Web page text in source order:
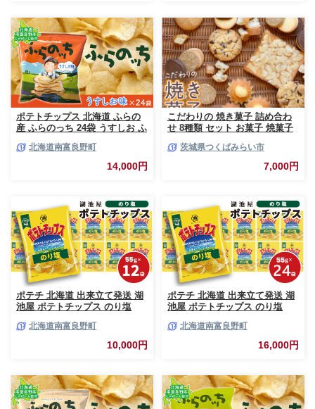
カタログギフト あとからカタロ
グ あとからカタログポイント
あとからカタログギフト ふるさ
と納税 ）
ポテトチップス 北海道 ふらの
産 ふらのっち 24袋 うすしお ふ
スナック スナック菓子 ポテト
チップ チップス ポテト 芋 菓子
お菓子 おやつ 箱 農協 ギフト
北海道南富良野町
14,000円
こだわりの 焼き菓子 詰め合わ
せ 8種類 セット お菓子 焼菓子
茨城県つくばみらい市
7,000円
ポテチ 北海道 出来立て発送 湖
池屋 ポテトチップス のり塩
じゃがいも スナック スナック
菓子 ポテトチップ チップス ポ
テト 芋 菓子 お菓子 おやつ 大
ヤ 富良野
北海道南富良野町
10,000円
ポテチ 北海道 出来立て発送 湖
池屋 ポテトチップス のり塩
じゃがいも スナック スナック
菓子 ポテトチップ チップス ポ
テト 芋 菓子 お菓子 おやつ 大
ヤ 富良野
北海道南富良野町
16,000円